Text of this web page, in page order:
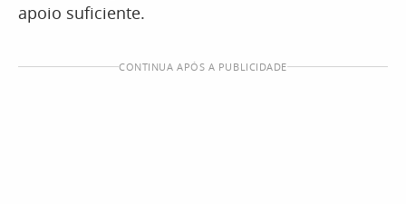
apoio suficiente.
CONTINUA APÓS A PUBLICIDADE